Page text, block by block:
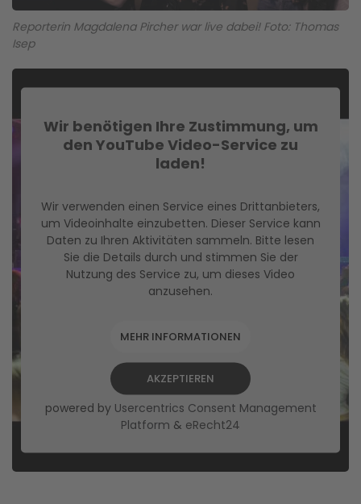
Reporterin Magdalena Pircher war live dabei! Foto: Thomas
Isep
Wir benötigen Ihre Zustimmung, um
den YouTube Video-Service zu
laden!
Wir verwenden einen Service eines Drittanbieters,
um Videoinhalte einzubetten. Dieser Service kann
Daten zu Ihren Aktivitäten sammeln. Bitte lesen
Sie die Details durch und stimmen Sie der
Nutzung des Service zu, um dieses Video
anzusehen.
MEHR INFORMATIONEN
AKZEPTIEREN
powered by Usercentrics Consent Management
Platform & eRecht24